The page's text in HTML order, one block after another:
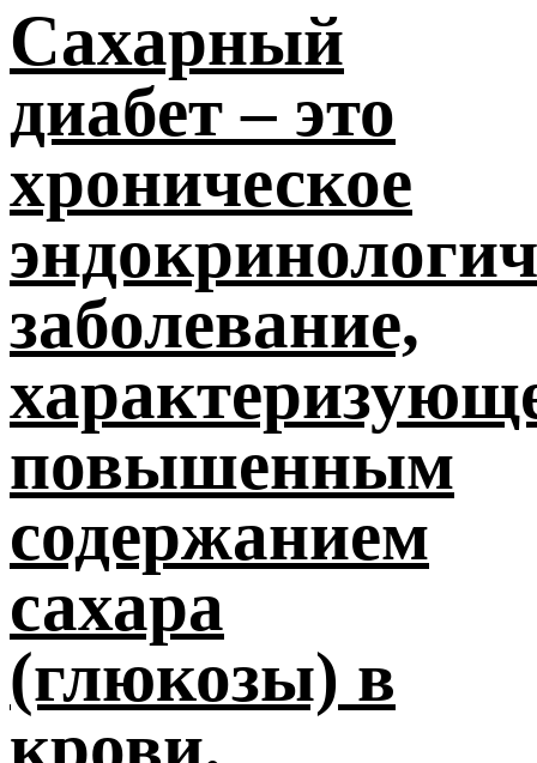
Сахарный
диабет – это
хроническое
заболевание,
повышенным
содержанием
сахара
(глюкозы) в